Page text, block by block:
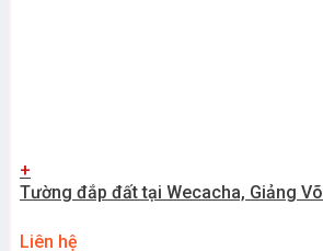
+
Tường đắp đất tại Wecacha, Giảng Võ
Liên hệ